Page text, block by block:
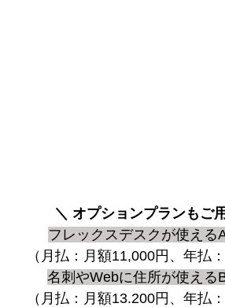
＼ オプションプランもご
フレックスデスクが使える
（月払：月額11,000円、年払
名刺やWebに住所が使える
（月払：月額13.200円、年払